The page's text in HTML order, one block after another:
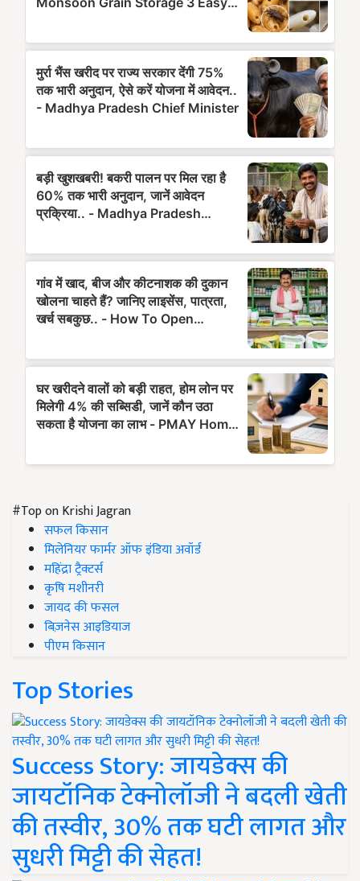
#Top on Krishi Jagran
सफल किसान
मिलेनियर फार्मर ऑफ इंडिया अवॉर्ड
महिंद्रा ट्रैक्टर्स
कृषि मशीनरी
जायद की फसल
बिज़नेस आइडियाज
पीएम किसान
Top Stories
Success Story: जायडेक्स की
जायटॉनिक टेक्नोलॉजी ने बदली खेती
की तस्वीर, 30% तक घटी लागत और
सुधरी मिट्टी की सेहत!